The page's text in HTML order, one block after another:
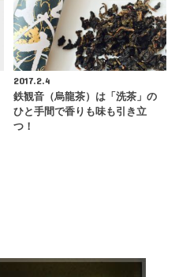
2017.2.4
鉄観音（烏龍茶）は「洗茶」の
ひと手間で香りも味も引き立
つ！